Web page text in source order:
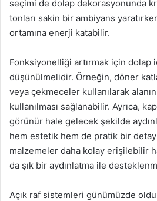
seçimi de dolap dekorasyonunda
tonları sakin bir ambiyans
ortamına enerji katabilir.
Fonksiyonelliği artırmak için dolap
düşünülmelidir. Örneğin, döner
veya çekmeceler kullanılarak
kullanılması sağlanabilir. Ayrıca,
görünür hale gelecek şekilde
hem estetik hem de pratik bir
malzemeler daha kolay erişilebilir
da şık bir aydınlatma ile
Açık raf sistemleri günümüzde